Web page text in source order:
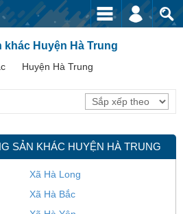
Huyện Hà Trung
Huyện Hà Trung
SẢN KHÁC HUYỆN HÀ TRUNG
Xã Hà Long
Xã Hà Bắc